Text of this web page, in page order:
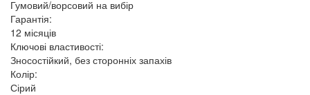
Гумовий/ворсовий на вибір
Гарантія:
12 місяців
Ключові властивості:
Зносостійкий, без сторонніх запахів
Колір:
Сірий